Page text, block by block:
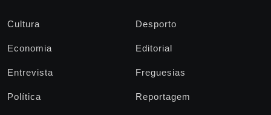
Cultura Desporto
Economia Editorial
Entrevista Freguesias
Política Reportagem